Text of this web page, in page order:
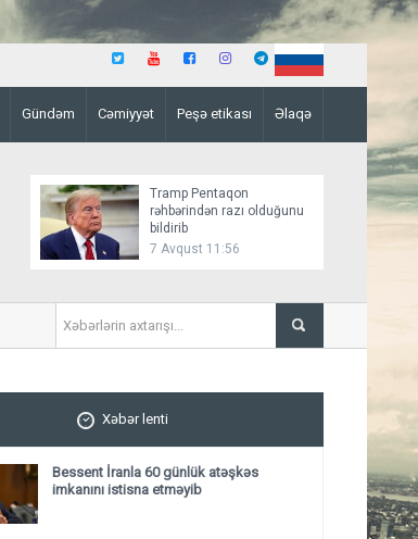
Gündəm Cəmiyyət Peşə etikası Əlaqə
Tramp Pentaqon
rəhbərindən razı olduğunu
bildirib
7 Avqust 11:56
Mirziyoyev və Tramp
ediblər
Xəbər lenti
Bessent İranla 60 günlük atəşkəs
imkanını istisna etməyib